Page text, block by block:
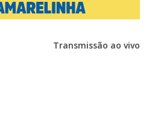
Transmissão ao vivo